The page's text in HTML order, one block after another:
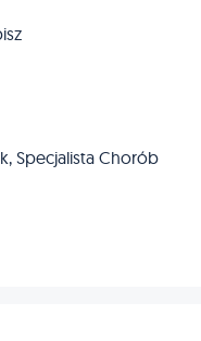
Specjalista Chorób